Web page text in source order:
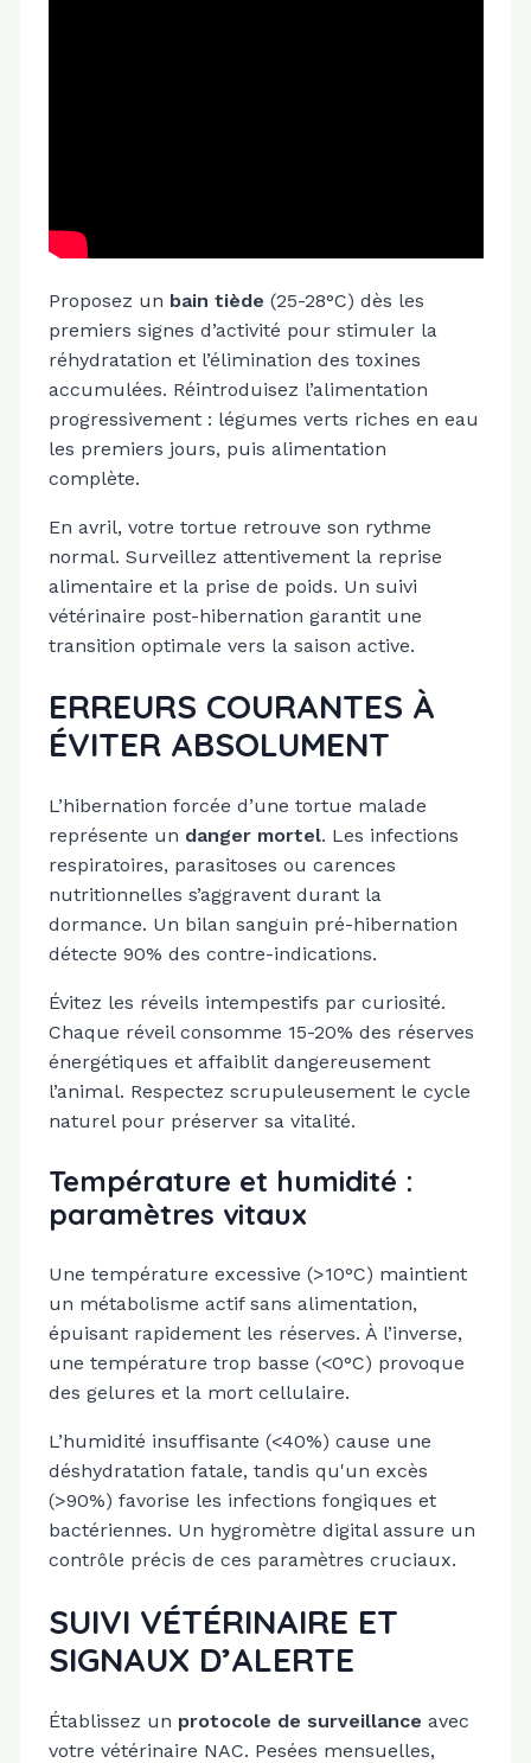
Proposez un bain tiède (25-28°C) dès les
premiers signes d’activité pour stimuler la
réhydratation et l’élimination des toxines
accumulées. Réintroduisez l’alimentation
progressivement : légumes verts riches en eau
les premiers jours, puis alimentation
complète.
En avril, votre tortue retrouve son rythme
normal. Surveillez attentivement la reprise
alimentaire et la prise de poids. Un suivi
vétérinaire post-hibernation garantit une
transition optimale vers la saison active.
ERREURS COURANTES À
ÉVITER ABSOLUMENT
L’hibernation forcée d’une tortue malade
représente un danger mortel. Les infections
respiratoires, parasitoses ou carences
nutritionnelles s’aggravent durant la
dormance. Un bilan sanguin pré-hibernation
détecte 90% des contre-indications.
Évitez les réveils intempestifs par curiosité.
Chaque réveil consomme 15-20% des réserves
énergétiques et affaiblit dangereusement
l’animal. Respectez scrupuleusement le cycle
naturel pour préserver sa vitalité.
Température et humidité :
paramètres vitaux
Une température excessive (>10°C) maintient
un métabolisme actif sans alimentation,
épuisant rapidement les réserves. À l’inverse,
une température trop basse (<0°C) provoque
des gelures et la mort cellulaire.
L’humidité insuffisante (<40%) cause une
déshydratation fatale, tandis qu'un excès
(>90%) favorise les infections fongiques et
bactériennes. Un hygromètre digital assure un
contrôle précis de ces paramètres cruciaux.
SUIVI VÉTÉRINAIRE ET
SIGNAUX D’ALERTE
Établissez un protocole de surveillance avec
votre vétérinaire NAC. Pesées mensuelles,